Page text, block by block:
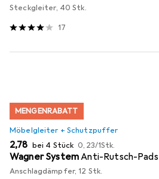
Steckgleiter, 40 Stk.
17
MENGENRABATT
Möbelgleiter + Schutzpuffer
EUR
2,78 bei 4 Stück EUR
0,23/1Stk.
Wagner SystemAnti-Rutsch-Pads
Anschlagdämpfer, 12 Stk.